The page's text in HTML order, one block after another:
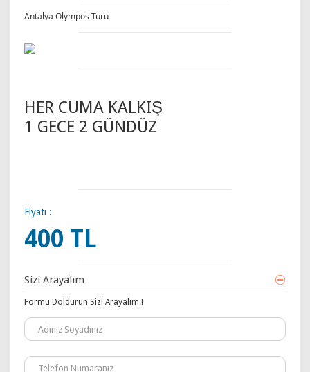
Antalya Olympos Turu
HER CUMA KALKIŞ
1 GECE 2 GÜNDÜZ
Fiyatı :
400 TL
Sizi Arayalım
Formu Doldurun Sizi Arayalım.!